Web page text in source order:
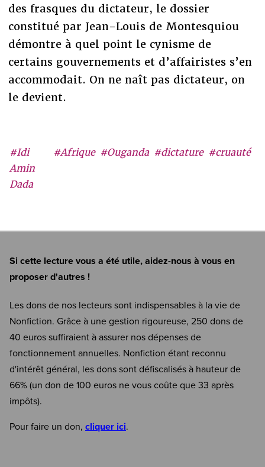
#Idi
Amin
Dada
#Afrique #Ouganda #dictature #cruauté
des frasques du dictateur, le dossier
constitué par Jean-Louis de Montesquiou
démontre à quel point le cynisme de
certains gouvernements et d’affairistes s’en
accommodait. On ne naît pas dictateur, on
le devient.
Si cette lecture vous a été utile, aidez-nous à vous en
proposer d'autres !
Les dons de nos lecteurs sont indispensables à la vie de
Nonfiction. Grâce à une gestion rigoureuse, 250 dons de
40 euros suffiraient à assurer nos dépenses de
fonctionnement annuelles. Nonfiction étant reconnu
d'intérêt général, les dons sont défiscalisés à hauteur de
66% (un don de 100 euros ne vous coûte que 33 après
impôts).
Pour faire un don, cliquer ici.